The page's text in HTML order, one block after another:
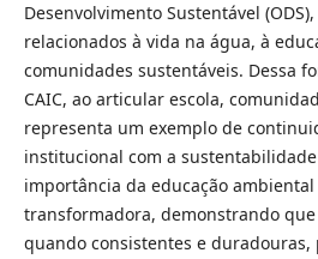
Desenvolvimento Sustentável
relacionados à vida na água, à
comunidades sustentáveis. Dessa
CAIC, ao articular escola,
representa um exemplo de
institucional com a
importância da educação
transformadora, demonstrando
quando consistentes e